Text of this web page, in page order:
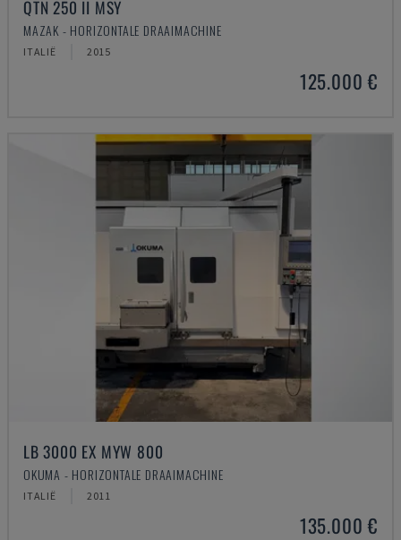
QTN 250 II MSY
MAZAK - HORIZONTALE DRAAIMACHINE
ITALIË 2015
125.000 €
LB 3000 EX MYW 800
OKUMA - HORIZONTALE DRAAIMACHINE
ITALIË 2011
135.000 €